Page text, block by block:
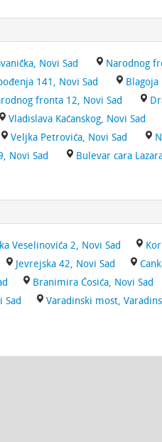
Novi Sad Narodnog
141, Novi Sad Blagoja
fronta 12, Novi Sad
Vladislava Kaćanskog, Novi Sad
Veljka Petrovića, Novi Sad
Novi Sad Bulevar cara
Veselinovića 2, Novi Sad
Jevrejska 42, Novi Sad
Branimira Ćosića, Novi Sad
Sad Varadinski most,